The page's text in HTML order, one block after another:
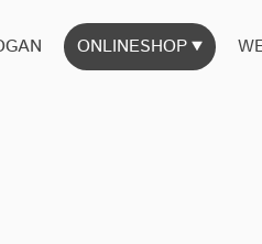
ONLINESHOP